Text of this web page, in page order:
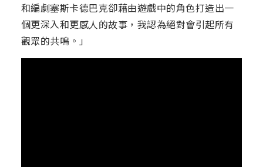
和編劇塞斯卡德巴克卻藉由遊戲中的角色打造出一
個更深入和更感人的故事，我認為絕對會引起所有
觀眾的共鳴。」